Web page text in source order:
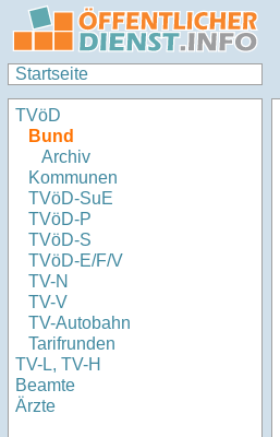
Startseite
TVöD
Bund
Archiv
Kommunen
TVöD-SuE
TVöD-P
TVöD-S
TVöD-E/F/V
TV-N
TV-V
TV-Autobahn
Tarifrunden
TV-L, TV-H
Beamte
Ärzte